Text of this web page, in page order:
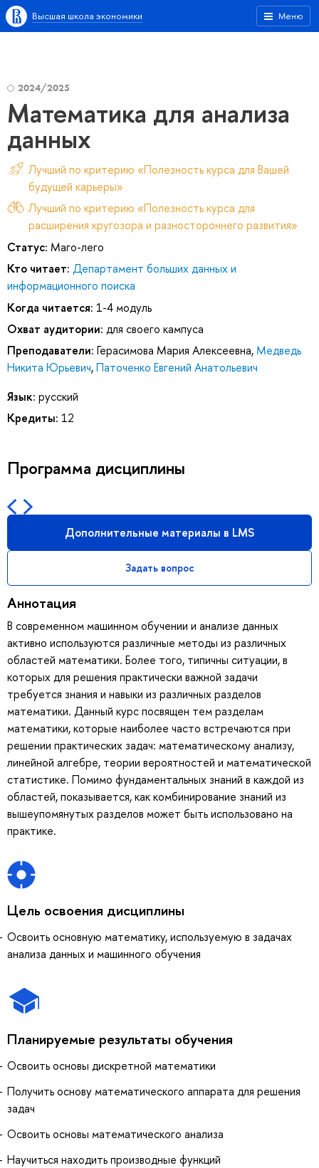
Меню
Высшая школа экономики
2024/2025
Математика для анализа
данных
Лучший по критерию «Полезность курса для Вашей
будущей карьеры»
Лучший по критерию «Полезность курса для
расширения кругозора и разностороннего развития»
Статус: Маго-лего
Кто читает: Департамент больших данных и
информационного поиска
Когда читается: 1-4 модуль
Охват аудитории: для своего кампуса
Преподаватели: Герасимова Мария Алексеевна, Медведь
Никита Юрьевич,Паточенко Евгений Анатольевич
Язык: русский
Кредиты: 12
Программа дисциплины
Дополнительные материалы в LMS
Задать вопрос
Аннотация
В современном машинном обучении и анализе данных
активно используются различные методы из различных
областей математики. Более того, типичны ситуации, в
которых для решения практически важной задачи
требуется знания и навыки из различных разделов
математики. Данный курс посвящен тем разделам
математики, которые наиболее часто встречаются при
решении практических задач: математическому анализу,
линейной алгебре, теории вероятностей и математической
статистике. Помимо фундаментальных знаний в каждой из
областей, показывается, как комбинирование знаний из
вышеупомянутых разделов может быть использовано на
практике.
Цель освоения дисциплины
Освоить основную математику, используемую в задачах
анализа данных и машинного обучения
Планируемые результаты обучения
Освоить основы дискретной математики
Получить основу математического аппарата для решения
задач
Освоить основы математического анализа
Научиться находить производные функций